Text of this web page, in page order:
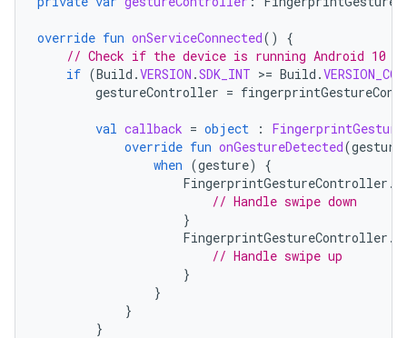
override fun onServiceConnected()
{
// Check if the device is running Android 10
if (Build .VERSION .SDK_INT >= Build .
gestureController =
val callback = object :
override fun onGestureDetected(gesture
when (gesture)
{
FingerprintGestureController .
// Handle swipe down
}
FingerprintGestureController .
// Handle swipe up
}
}
}
}